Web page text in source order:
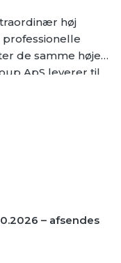
høj
de samme høje
ApS leverer til
– afsendes